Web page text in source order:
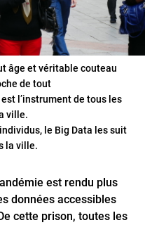
âge et véritable couteau
de tout
l’instrument de tous les
ville.
le Big Data les suit
la ville.
est rendu plus
données accessibles
cette prison, toutes les